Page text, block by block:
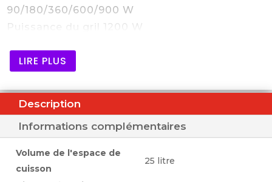
90/180/360/600/900 W
Puissance du gril 1200 W
LIRE PLUS
Description
Informations complémentaires
Volume de l'espace de
cuisson
25 litre